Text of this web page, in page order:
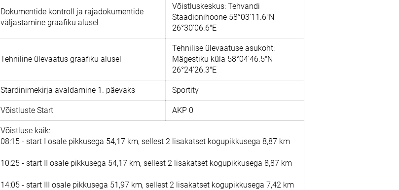
Dokumentide kontroll ja rajadokumentide
väljastamine graafiku alusel
Võistluskeskus: Tehvandi
Staadionihoone 58°03'11.6"N
26°30'06.6"E
Tehniline ülevaatus graafiku alusel
Tehnilise ülevaatuse asukoht:
Mägestiku küla 58°04'46.5"N
26°24'26.3"E
Stardinimekirja avaldamine 1. päevaks Sportity
Võistluste Start AKP 0
Võistluse käik:
08:15 - start I osale pikkusega 54,17 km, sellest 2 lisakatset kogupikkusega 8,87 km
10:25 - start II osale pikkusega 54,17 km, sellest 2 lisakatset kogupikkusega 8,87 km
14:05 - start III osale pikkusega 51,97 km, sellest 2 lisakatset kogupikkusega 7,42 km